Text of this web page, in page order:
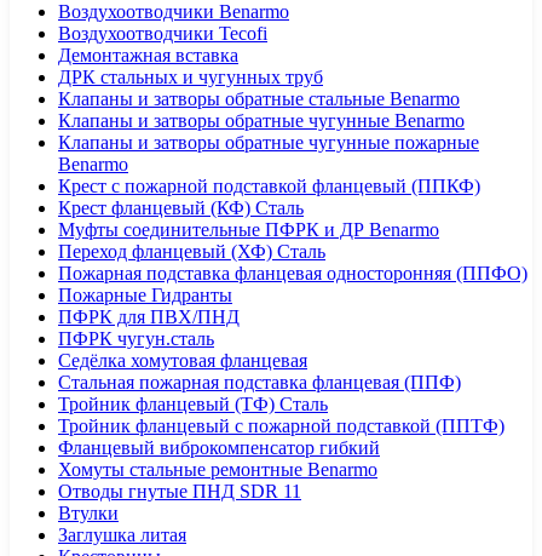
Воздухоотводчики Benarmo
Воздухоотводчики Tecofi
Демонтажная вставка
ДРК стальных и чугунных труб
Клапаны и затворы обратные стальные Benarmo
Клапаны и затворы обратные чугунные Benarmo
Клапаны и затворы обратные чугунные пожарные
Benarmo
Крест с пожарной подставкой фланцевый (ППКФ)
Крест фланцевый (КФ) Сталь
Муфты соединительные ПФРК и ДР Benarmo
Переход фланцевый (ХФ) Сталь
Пожарная подставка фланцевая односторонняя (ППФО)
Пожарные Гидранты
ПФРК для ПВХ/ПНД
ПФРК чугун.сталь
Седёлка хомутовая фланцевая
Стальная пожарная подставка фланцевая (ППФ)
Тройник фланцевый (ТФ) Сталь
Тройник фланцевый с пожарной подставкой (ППТФ)
Фланцевый виброкомпенсатор гибкий
Хомуты стальные ремонтные Benarmo
Отводы гнутые ПНД SDR 11
Втулки
Заглушка литая